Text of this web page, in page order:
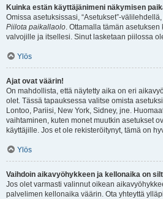
Kuinka estän käyttäjänimeni näkymisen
Omissa asetuksissasi, “Asetukset”-
Piilota paikallaolo. Ottamalla tämän
valvojille ja itsellesi. Sinut lasketaan piilossa
Ylös
Ajat ovat väärin!
On mahdollista, että näytetty aika on eri
olet. Tässä tapauksessa valitse omista
Lontoo, Pariisi, New York, Sidney, jne.
vaihtaminen, kuten monet muutkin asetukset
käyttäjille. Jos et ole rekisteröitynyt, tämä on
Ylös
Vaihdoin aikavyöhykkeen ja kellonaika on
Jos olet varmasti valinnut oikean
palvelimen kellonaika väärin. Ota yhteyttä